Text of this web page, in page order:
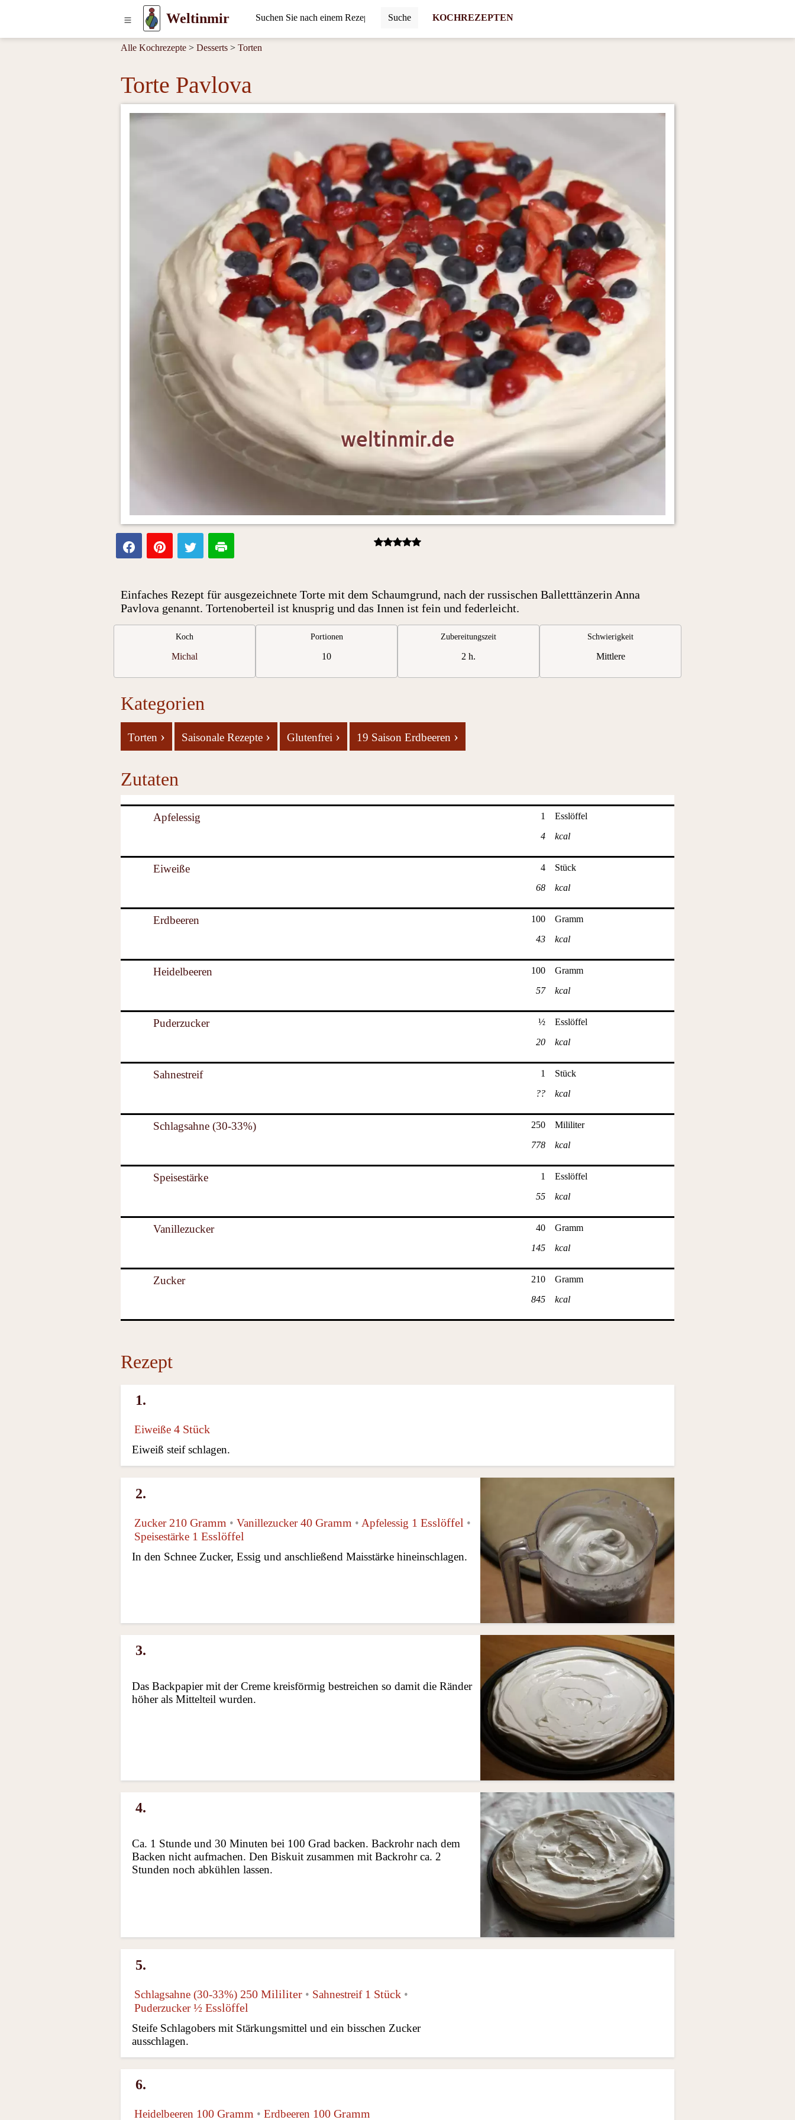
Weltinmir Suche KOCHREZEPTEN
Alle Kochrezepte > Desserts > Torten
Torte Pavlova
Einfaches Rezept für ausgezeichnete Torte mit dem Schaumgrund, nach der russischen Balletttänzerin Anna
Pavlova genannt. Tortenoberteil ist knusprig und das Innen ist fein und federleicht.
Koch
Michal
Portionen
10
Zubereitungszeit
2 h.
Schwierigkeit
Mittlere
Kategorien
Torten › Saisonale Rezepte › Glutenfrei › 19 Saison Erdbeeren ›
Zutaten
Apfelessig
1
4
Esslöffel
kcal
Eiweiße
4
68
Stück
kcal
Erdbeeren
100
43
Gramm
kcal
Heidelbeeren
100
57
Gramm
kcal
Puderzucker
½
20
Esslöffel
kcal
Sahnestreif
1
??
Stück
kcal
Schlagsahne (30-33%)
250
778
Mililiter
kcal
Speisestärke
1
55
Esslöffel
kcal
Vanillezucker
40
145
Gramm
kcal
Zucker
210
845
Gramm
kcal
Rezept
1.
Eiweiße 4 Stück
Eiweiß steif schlagen.
2.
Zucker 210 Gramm • Vanillezucker 40 Gramm • Apfelessig 1 Esslöffel •
Speisestärke 1 Esslöffel
In den Schnee Zucker, Essig und anschließend Maisstärke hineinschlagen.
3.
Das Backpapier mit der Creme kreisförmig bestreichen so damit die Ränder
höher als Mittelteil wurden.
4.
Ca. 1 Stunde und 30 Minuten bei 100 Grad backen. Backrohr nach dem
Backen nicht aufmachen. Den Biskuit zusammen mit Backrohr ca. 2
Stunden noch abkühlen lassen.
5.
Schlagsahne (30-33%) 250 Mililiter • Sahnestreif 1 Stück •
Puderzucker ½ Esslöffel
Steife Schlagobers mit Stärkungsmittel und ein bisschen Zucker
ausschlagen.
6.
Heidelbeeren 100 Gramm • Erdbeeren 100 Gramm